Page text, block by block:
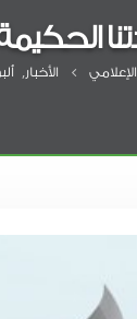
الأخبار,